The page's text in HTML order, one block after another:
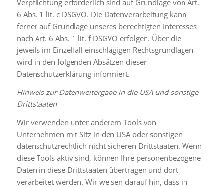
Verpflichtung erforderlich sind auf Grundlage von Art.
6 Abs. 1 lit. c DSGVO. Die Datenverarbeitung kann
ferner auf Grundlage unseres berechtigten Interesses
nach Art. 6 Abs. 1 lit. f DSGVO erfolgen. Über die
jeweils im Einzelfall einschlägigen Rechtsgrundlagen
wird in den folgenden Absätzen dieser
Datenschutzerklärung informiert.
Hinweis zur Datenweitergabe in die USA und sonstige
Drittstaaten
Wir verwenden unter anderem Tools von
Unternehmen mit Sitz in den USA oder sonstigen
datenschutzrechtlich nicht sicheren Drittstaaten. Wenn
diese Tools aktiv sind, können Ihre personenbezogene
Daten in diese Drittstaaten übertragen und dort
verarbeitet werden. Wir weisen darauf hin, dass in